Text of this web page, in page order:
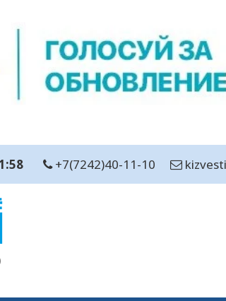
+7(7242)40-11-10